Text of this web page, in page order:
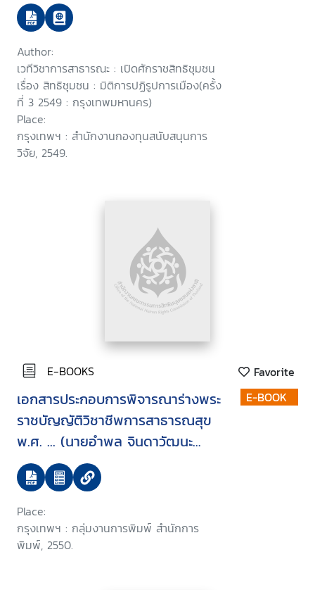
กรกฎาคม 2549 ณ ห้องประชุม 1
สภาคริสตจักในประเทศไทย
กรุงเทพฯ
Author:
เวทีวิชาการสาธารณะ : เปิดศักราชสิทธิชุมชน
เรื่อง สิทธิชุมชน : มิติการปฏิรูปการเมือง(ครั้ง
ที่ 3 2549 : กรุงเทพมหานคร)
Place:
กรุงเทพฯ : สำนักงานกองทุนสนับสนุนการ
วิจัย, 2549.
E-BOOKS Favorite
เอกสารประกอบการพิจารณาร่างพระ
ราชบัญญัติวิชาชีพการสาธารณสุข
พ.ศ. ... (นายอำพล จินดาวัฒนะ
สมาชิกสภานิติบัญญัติแห่งชาติ และ
คณะ เป็นผู้เสนอ) บรรจุระเบียบวาระ
การประชุมสภานิติบัญญัติแห่งชาติใน
คราวประชุมสภานิติบัญญัติแห่งชาติ
ครั้งที่ 8/2550 วันพุธที่ 14
Place:
กรุงเทพฯ : กลุ่มงานการพิมพ์ สำนักการ
พิมพ์, 2550.
E-BOOK